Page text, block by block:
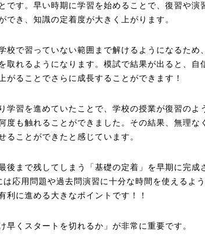
です。早い時期に学習を始めることで、復習や演
でき、知識の定着度が大きく上がります。
校で習っていない範囲まで解けるようになるため
取れるようになります。模試で結果が出ると、自
がることでさらに成長することができます！
学習を進めていたことで、学校の授業が復習のよ
度も触れることができました。その結果、無理な
ることができたと感じています。
後まで残してしまう「基礎の定着」を早期に完成
は応用問題や過去問演習に十分な時間を使えるよ
利に進める大きなポイントです！！
早くスタートを切れるか」が非常に重要です。